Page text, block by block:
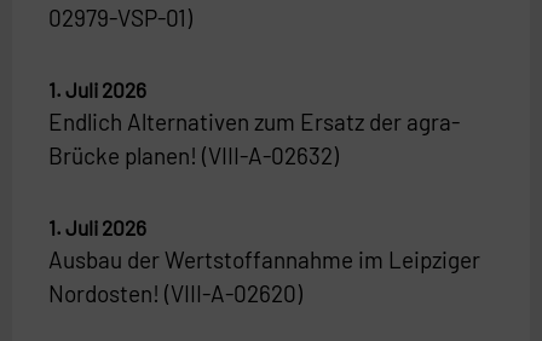
02979-VSP-01)
Endlich Alternativen zum Ersatz der agra-
Brücke planen! (VIII-A-02632)
1. Juli 2026
Ausbau der Wertstoffannahme im Leipziger
Nordosten! (VIII-A-02620)
1. Juli 2026